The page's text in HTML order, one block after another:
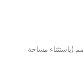
46.6 مم (باستثناء العروات) * 47.6 مم * 11.75 مم (باستثناء مساحة